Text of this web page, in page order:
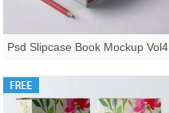
Psd Slipcase Book Mockup Vol4